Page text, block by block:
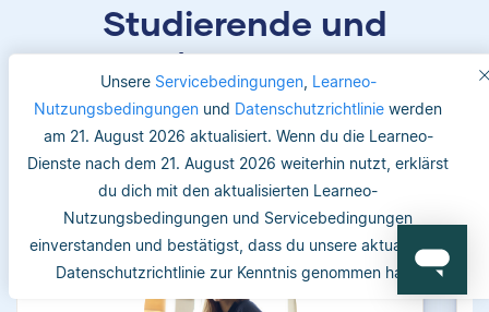
Unsere Servicebedingungen, Learneo-
Nutzungsbedingungen und Datenschutzrichtlinie werden
am 21. August 2026 aktualisiert. Wenn du die Learneo-
Dienste nach dem 21. August 2026 weiterhin nutzt, erklärst
du dich mit den aktualisierten Learneo-
Nutzungsbedingungen und Servicebedingungen
einverstanden und bestätigst, dass du unsere aktualisierte
Datenschutzrichtlinie zur Kenntnis genommen hast.
Studierende und
Betreuer/-innen vertrauen
uns